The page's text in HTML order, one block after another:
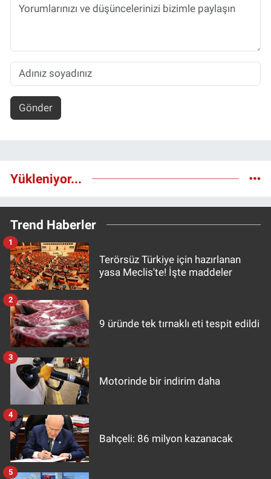
Gönder
Yükleniyor...
Trend Haberler
Terörsüz Türkiye için hazırlanan
yasa Meclis'te! İşte maddeler
1
9 üründe tek tırnaklı eti tespit edildi
2
Motorinde bir indirim daha
3
Bahçeli: 86 milyon kazanacak
4
5